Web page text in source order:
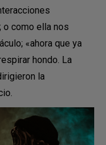
como ella nos
«ahora que ya
hondo. La
la